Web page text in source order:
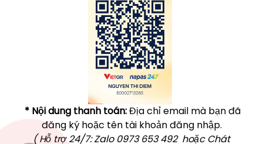
* Nội dung thanh toán:Địa chỉ email mà bạn đã
đăng ký hoặc tên tài khoản đăng nhập.
( Hỗ trợ 24/7: Zalo 0973 653 492 hoặc Chát